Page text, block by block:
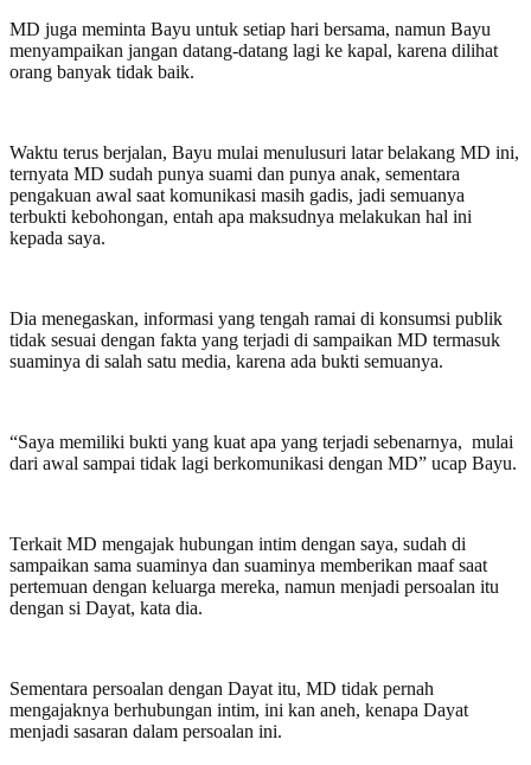
MD juga meminta Bayu untuk setiap hari bersama, namun Bayu
menyampaikan jangan datang-datang lagi ke kapal, karena dilihat
orang banyak tidak baik.
Waktu terus berjalan, Bayu mulai menulusuri latar belakang MD ini,
ternyata MD sudah punya suami dan punya anak, sementara
pengakuan awal saat komunikasi masih gadis, jadi semuanya
terbukti kebohongan, entah apa maksudnya melakukan hal ini
kepada saya.
Dia menegaskan, informasi yang tengah ramai di konsumsi publik
tidak sesuai dengan fakta yang terjadi di sampaikan MD termasuk
suaminya di salah satu media, karena ada bukti semuanya.
“Saya memiliki bukti yang kuat apa yang terjadi sebenarnya, mulai
dari awal sampai tidak lagi berkomunikasi dengan MD” ucap Bayu.
Terkait MD mengajak hubungan intim dengan saya, sudah di
sampaikan sama suaminya dan suaminya memberikan maaf saat
pertemuan dengan keluarga mereka, namun menjadi persoalan itu
dengan si Dayat, kata dia.
Sementara persoalan dengan Dayat itu, MD tidak pernah
mengajaknya berhubungan intim, ini kan aneh, kenapa Dayat
menjadi sasaran dalam persoalan ini.